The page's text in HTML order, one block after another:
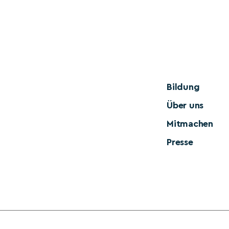
Bildung
Über uns
Mitmachen
Presse